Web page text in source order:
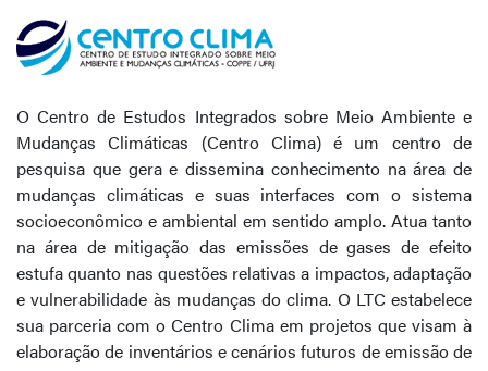
O Centro de Estudos Integrados sobre Meio Ambiente e
Mudanças Climáticas (Centro Clima) é um centro de
pesquisa que gera e dissemina conhecimento na área de
mudanças climáticas e suas interfaces com o sistema
socioeconômico e ambiental em sentido amplo. Atua tanto
na área de mitigação das emissões de gases de efeito
estufa quanto nas questões relativas a impactos, adaptação
e vulnerabilidade às mudanças do clima. O LTC estabelece
sua parceria com o Centro Clima em projetos que visam à
elaboração de inventários e cenários futuros de emissão de